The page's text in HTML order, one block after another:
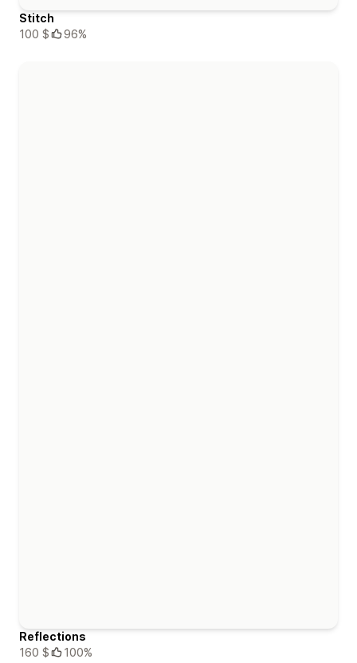
Stitch
100 $
96%
Reflections
160 $
100%